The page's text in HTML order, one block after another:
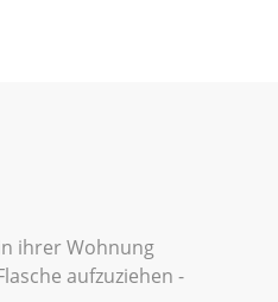
ihrer Wohnung
aufzuziehen -